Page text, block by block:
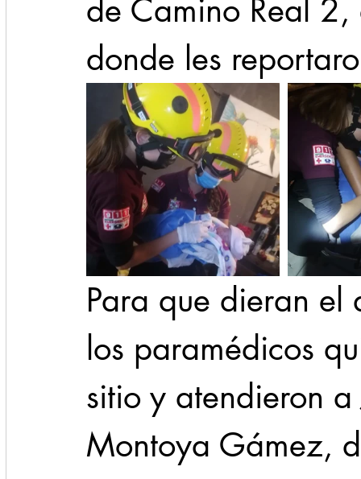
de Camino Real
donde les
Para que dieran
los paramédicos
sitio y atendieron
Montoya Gámez,